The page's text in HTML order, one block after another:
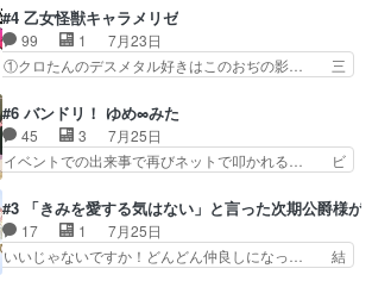
から新たな仲間まで。本作品… 今回エンディング
テーマが流れるのが早い（… この作品の世界に
も、一応デジタルという概…
逃れすら逃げ上手亜也子のアシストに支… そう
か、亜也子もまだ9歳なのか‥ときゆき… 「亜也
子のドキドキ・大作戦！・長寿丸を一… 目玉と耳
を相手に言葉で繰り広げる戰もノラ… 時代設定ど
からのいらすとやは草だった。… 今回は亜也子回
でしたね頼もしさと乙女らし… 貞宗、キモいギョ
ロ目としか思ってなかった…
#4 乙女怪獣キャラメリゼ
99 1
7月23日
①クロたんのデスメタル好きはこのおぢの影… 三
か好きになれんキャラだなぁ作品もイン… 相変わ
らず生物学者には見えないわね響野君… 正体を知
らないのにどちりも肯定してくれた… 黒絵がハル
ゴンになっても、南を助けて大事… OPにデスボ
心を許す、母の友達である光… 黒絵の可愛さレベ
ルが止まらない。南くんと… 黒絵の母とのやり取
りでエヴァの加持さん思…
#6 バンドリ！ ゆめ∞みた
45 3
7月25日
イベントでの出来事で再びネットで叩かれる… ビ
ラがまじで何がしたいかわからん！先生… 陰キャ
の間合いにスルっと入ってきて相手の… ビオラが
都子さんを籠絡しに来ててやばいぞ… マネージャ
ー現実版初登場！バレーボールに… 藻掻きながら
#3 「きみを愛する気はない」と言った次期公爵様が
17 1
7月25日
いいじゃないですか！どんどん仲良しになっ… 結